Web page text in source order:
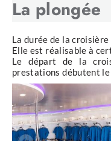
La plongée
La durée de la
Elle est réalisable à
Le départ de la
prestations débutent le